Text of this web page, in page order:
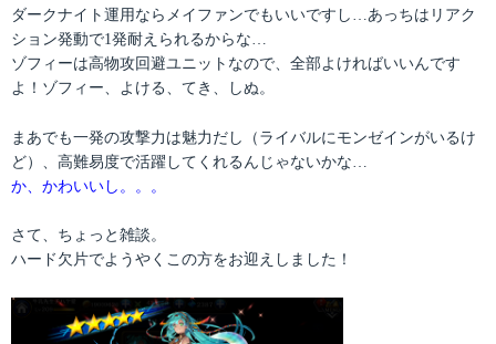
ダークナイト運用ならメイファンでもいいですし…あっちはリアク
ション発動で1発耐えられるからな…
ゾフィーは高物攻回避ユニットなので、全部よければいいんです
よ！ゾフィー、よける、てき、しぬ。
まあでも一発の攻撃力は魅力だし（ライバルにモンゼインがいるけ
ど）、高難易度で活躍してくれるんじゃないかな…
か、かわいいし。。。
さて、ちょっと雑談。
ハード欠片でようやくこの方をお迎えしました！